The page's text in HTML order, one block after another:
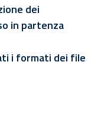
dei
in partenza
i formati dei file